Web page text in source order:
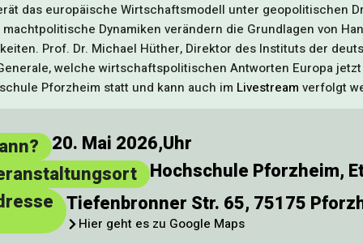
das europäische Wirtschaftsmodell unter geopolitischen
Dynamiken verändern die Grundlagen von
Prof. Dr. Michael Hüther, Direktor des Instituts der
welche wirtschaftspolitischen Antworten Europa
Pforzheim statt und kann auch im Livestream verfolgt
20. Mai 2026,Uhr
Hochschule Pforzheim,
Tiefenbronner Str. 65, 75175
Hier geht es zu Google Maps